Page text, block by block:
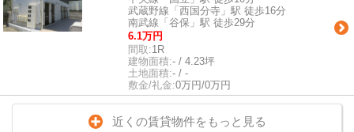
武蔵野線「西国分寺」駅 徒歩16分
南武線「谷保」駅 徒歩29分
6.1万円
間取:1R
建物面積:- / 4.23坪
土地面積:- / -
敷金/礼金:0万円/0万円
近くの賃貸物件をもっと見る